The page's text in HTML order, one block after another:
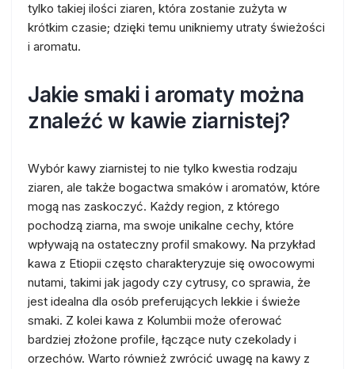
tylko takiej ilości ziaren, która zostanie zużyta w
krótkim czasie; dzięki temu unikniemy utraty świeżości
i aromatu.
Jakie smaki i aromaty można
znaleźć w kawie ziarnistej?
Wybór kawy ziarnistej to nie tylko kwestia rodzaju
ziaren, ale także bogactwa smaków i aromatów, które
mogą nas zaskoczyć. Każdy region, z którego
pochodzą ziarna, ma swoje unikalne cechy, które
wpływają na ostateczny profil smakowy. Na przykład
kawa z Etiopii często charakteryzuje się owocowymi
nutami, takimi jak jagody czy cytrusy, co sprawia, że
jest idealna dla osób preferujących lekkie i świeże
smaki. Z kolei kawa z Kolumbii może oferować
bardziej złożone profile, łączące nuty czekolady i
orzechów. Warto również zwrócić uwagę na kawy z